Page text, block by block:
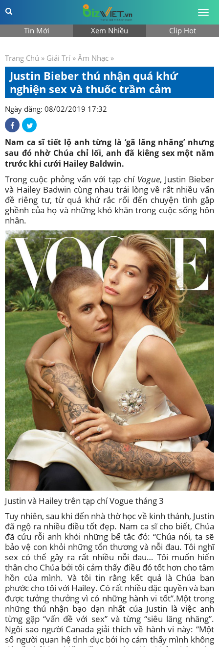
Tin Mới Xem Nhiều Clip Hot
Trang Chủ » Giải Trí » Âm Nhạc »
Justin Bieber thú nhận quá khứ
nghiện sex và thuốc trầm cảm
Ngày đăng: 08/02/2019 17:32
Nam ca sĩ tiết lộ anh từng là ‘gã lăng nhăng’ nhưng
sau đó nhờ Chúa chỉ lối, anh đã kiêng sex một năm
trước khi cưới Hailey Baldwin.
Trong cuộc phỏng vấn với tạp chí Vogue, Justin Bieber
và Hailey Badwin cùng nhau trải lòng về rất nhiều vấn
đề riêng tư, từ quá khứ rắc rối đến chuyện tình gập
ghềnh của họ và những khó khăn trong cuộc sống hôn
nhân.
Justin và Hailey trên tạp chí Vogue tháng 3
Tuy nhiên, sau khi đến nhà thờ học về kinh thánh, Justin
đã ngộ ra nhiều điều tốt đẹp. Nam ca sĩ cho biết, Chúa
đã cứu rỗi anh khỏi những bế tắc đó: “Chúa nói, ta sẽ
bảo vệ con khỏi những tổn thương và nỗi đau. Tôi nghĩ
sex có thể gây ra rất nhiều nỗi đau… Tôi muốn hiến
thân cho Chúa bởi tôi cảm thấy điều đó tốt hơn cho tâm
hồn của mình. Và tôi tin rằng kết quả là Chúa ban
phước cho tôi với Hailey. Có rất nhiều đặc quyền và bạn
được tưởng thưởng vì có những hành vi tốt”.Một trong
những thú nhận bạo dạn nhất của Justin là việc anh
từng gặp “vấn đề với sex” và từng “siêu lăng nhăng”.
Ngôi sao người Canada giải thích về hành vi này: “Một
số người quan hệ tình dục bởi họ cảm thấy mình không